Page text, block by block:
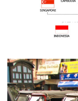
ASEAN TETAP